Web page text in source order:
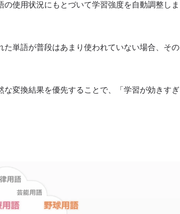
使用状況にもとづいて学習強度を自動調整しま
単語が普段はあまり使われていない場合、その
変換結果を優先することで、「学習が効きすぎ